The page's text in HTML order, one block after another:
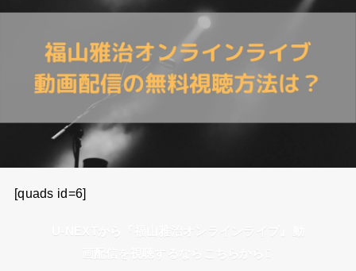
[quads id=6]
U-NEXTから『福山雅治オンラインライブ』動
画配信を視聴するならこちらから